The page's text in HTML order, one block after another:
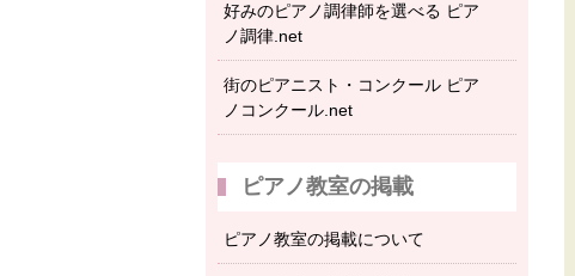
好みのピアノ調律師を選べる ピア
ノ調律.net
街のピアニスト・コンクール ピア
ノコンクール.net
ピアノ教室の掲載
ピアノ教室の掲載について